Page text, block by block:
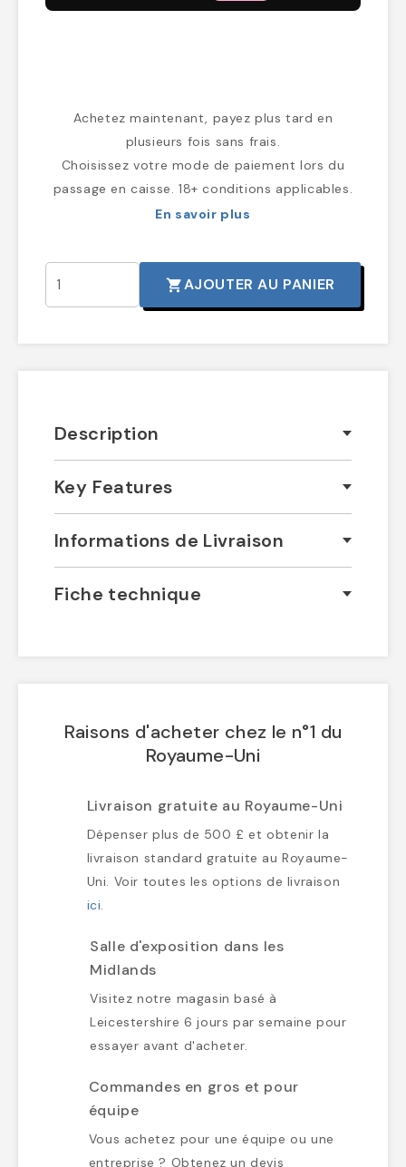
Achetez maintenant, payez plus tard en
plusieurs fois sans frais.
Choisissez votre mode de paiement lors du
passage en caisse. 18+ conditions applicables.
En savoir plus
shopping_cart AJOUTER AU PANIER
Description
Key Features
Informations de Livraison
Fiche technique
Raisons d'acheter chez le n°1 du
Royaume-Uni
Livraison gratuite au Royaume-Uni
Dépenser plus de 500 £ et obtenir la
livraison standard gratuite au Royaume-
Uni. Voir toutes les options de livraison
Salle d'exposition dans les
Midlands
Visitez notre magasin basé à
Leicestershire 6 jours par semaine pour
essayer avant d'acheter.
Commandes en gros et pour
équipe
Vous achetez pour une équipe ou une